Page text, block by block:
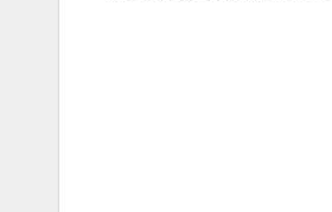
Acrílico
María